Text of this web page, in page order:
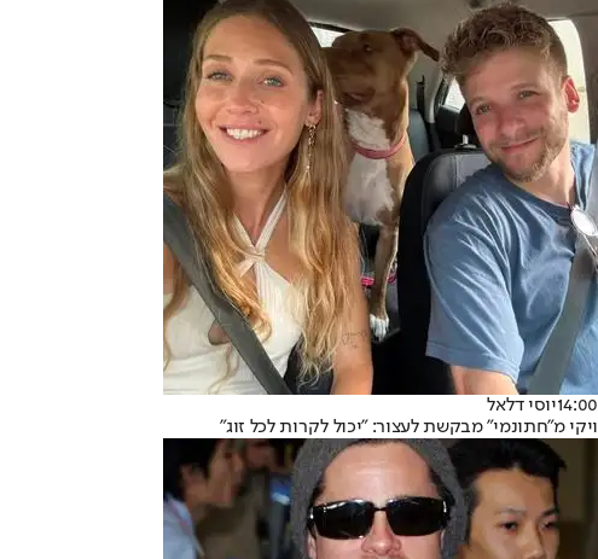
14:00יוסי דלאל
ויקי מ"חתונמי" מבקשת לעצור: "יכול לקרות לכל זוג"